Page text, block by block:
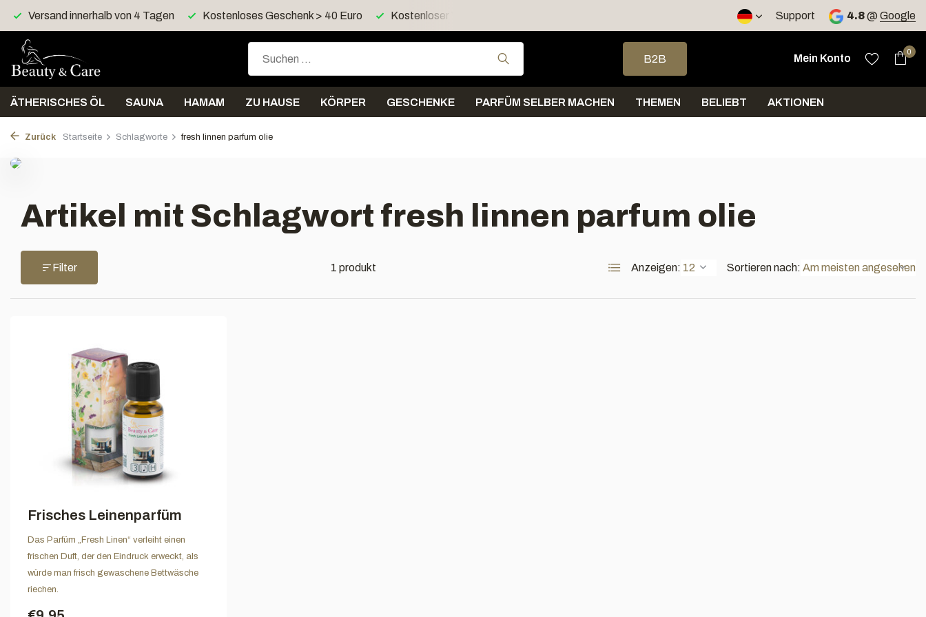
Versand innerhalb von 4 Tagen Kostenloses Geschenk > 40 Euro Kostenloser Versand > 60 Euro in Deutschland Versand innerhalb von 4 TagenSupport 4.8@ Google
Verwende die Pfeile nach oben und unten, um das verfügbare Ergebnis
B2B
Mein Konto
0
ÄTHERISCHES ÖL SAUNA HAMAM ZU HAUSE KÖRPER GESCHENKE PARFÜM SELBER MACHEN THEMEN BELIEBT AKTIONEN
Zurück Startseite Schlagworte fresh linnen parfum olie
Artikel mit Schlagwort fresh linnen parfum olie
Filter 1 produkt Anzeigen: Sortieren nach:
Frisches Leinenparfüm
Das Parfüm „Fresh Linen“ verleiht einen
frischen Duft, der den Eindruck erweckt, als
würde man frisch gewaschene Bettwäsche
riechen.